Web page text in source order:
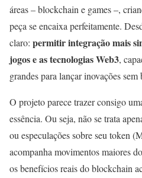
áreas – blockchain e games –,
peça se encaixa perfeitamente.
claro: permitir integração mais
jogos e as tecnologias Web3,
grandes para lançar inovações
O projeto parece trazer consigo
essência. Ou seja, não se trata
ou especulações sobre seu token
acompanha movimentos maiores
os benefícios reais do blockchain